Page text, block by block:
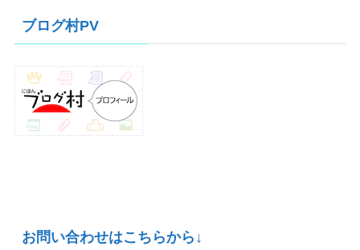
ブ
ブログ村PV
お問い合わせはこちらから↓